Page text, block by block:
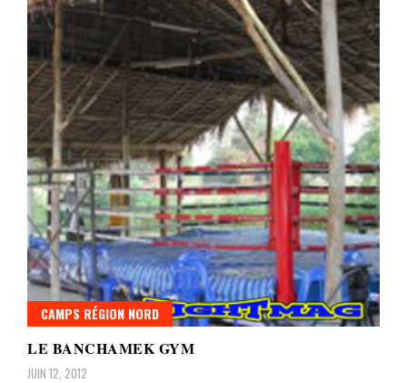
CAMPS RÉGION NORD
LE BANCHAMEK GYM
JUIN 12, 2012